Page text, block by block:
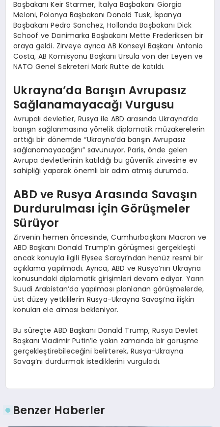
Başbakanı Keir Starmer, İtalya Başbakanı Giorgia
Meloni, Polonya Başbakanı Donald Tusk, İspanya
Başbakanı Pedro Sanchez, Hollanda Başbakanı Dick
Schoof ve Danimarka Başbakanı Mette Frederiksen bir
araya geldi. Zirveye ayrıca AB Konseyi Başkanı Antonio
Costa, AB Komisyonu Başkanı Ursula von der Leyen ve
NATO Genel Sekreteri Mark Rutte de katıldı.
Ukrayna’da Barışın Avrupasız
Sağlanamayacağı Vurgusu
Avrupalı devletler, Rusya ile ABD arasında Ukrayna’da
barışın sağlanmasına yönelik diplomatik müzakerelerin
arttığı bir dönemde “Ukrayna’da barışın Avrupasız
sağlanamayacağını” savunuyor. Paris, önde gelen
Avrupa devletlerinin katıldığı bu güvenlik zirvesine ev
sahipliği yaparak önemli bir adım atmış durumda.
ABD ve Rusya Arasında Savaşın
Durdurulması İçin Görüşmeler
Sürüyor
Zirvenin hemen öncesinde, Cumhurbaşkanı Macron ve
ABD Başkanı Donald Trump’ın görüşmesi gerçekleşti
ancak konuyla ilgili Elysee Sarayı’ndan henüz resmi bir
açıklama yapılmadı. Ayrıca, ABD ve Rusya’nın Ukrayna
konusundaki diplomatik girişimleri devam ediyor. Yarın
Suudi Arabistan’da yapılması planlanan görüşmelerde,
üst düzey yetkililerin Rusya-Ukrayna Savaşı’na ilişkin
konuları ele alması bekleniyor.
Bu süreçte ABD Başkanı Donald Trump, Rusya Devlet
Başkanı Vladimir Putin’le yakın zamanda bir görüşme
gerçekleştirebileceğini belirterek, Rusya-Ukrayna
Savaşı’nı durdurmak istediklerini vurguladı.
Benzer Haberler